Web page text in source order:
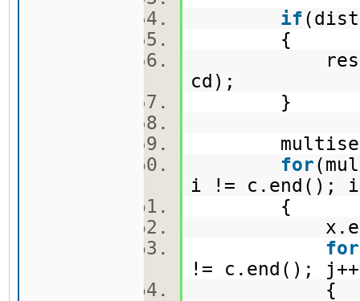
if
{
result =
cd);
}
for
i != c.end();
{
for
!= c.end();
{